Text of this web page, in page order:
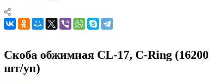
Скоба обжимная CL-17, C-Ring (16200
шт/уп)